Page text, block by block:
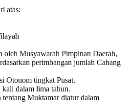
atas:
Musyawarah Pimpinan Daerah,
perimbangan jumlah Cabang
Otonom tingkat Pusat.
dalam lima tahun.
Muktamar diatur dalam